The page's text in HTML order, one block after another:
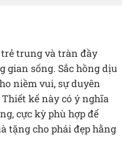
trung và tràn đầy
gian sống. Sắc hồng dịu
niềm vui, sự duyên
kế này có ý nghĩa
cực kỳ phù hợp để
tặng cho phái đẹp hằng